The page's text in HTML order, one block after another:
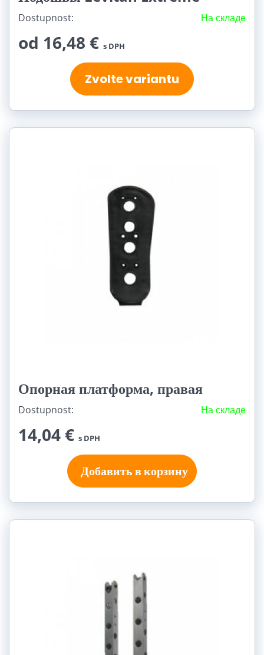
Dostupnost: На складе
od 16,48 € s DPH
Zvolte variantu
Опорная платформа, правая
Dostupnost: На складе
14,04 € s DPH
Добавить в корзину